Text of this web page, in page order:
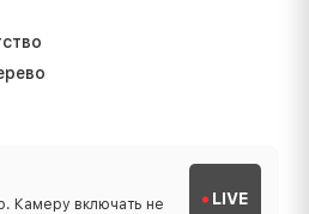
Камеру включать не
LIVE